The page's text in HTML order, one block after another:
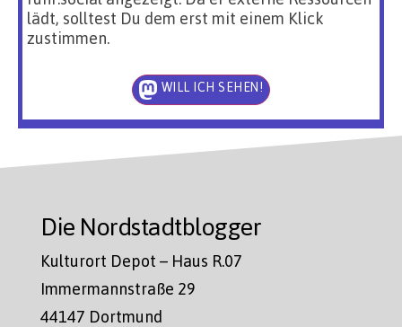
lädt, solltest Du dem erst mit einem Klick
zustimmen.
WILL ICH SEHEN!
Die Nordstadtblogger
Kulturort Depot – Haus R.07
Immermannstraße 29
44147 Dortmund